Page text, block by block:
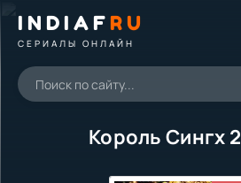
INDIAFRU
СЕРИАЛЫ ОНЛАЙН
Король Сингх